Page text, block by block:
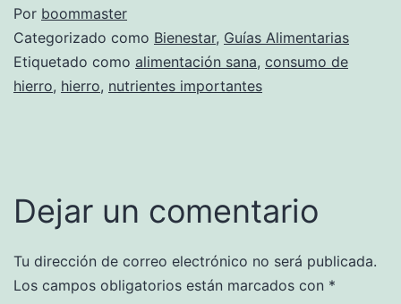
Por boommaster
Categorizado como Bienestar, Guías Alimentarias
Etiquetado como alimentación sana, consumo de
hierro, hierro, nutrientes importantes
Dejar un comentario
Tu dirección de correo electrónico no será publicada.
Los campos obligatorios están marcados con *